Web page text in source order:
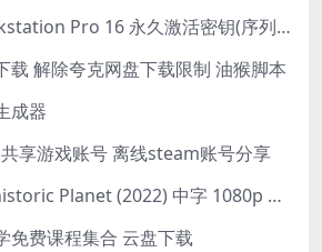
VMware Workstation Pro 16 永久激活密钥(序列号)
载 解除夸克网盘下载限制 油猴脚本
成器
享游戏账号 离线steam账号分享
史前星球 Prehistoric Planet (2022) 中字 1080p 高清 阿里云盘 2022.5.27已更新全集
免费课程集合 云盘下载